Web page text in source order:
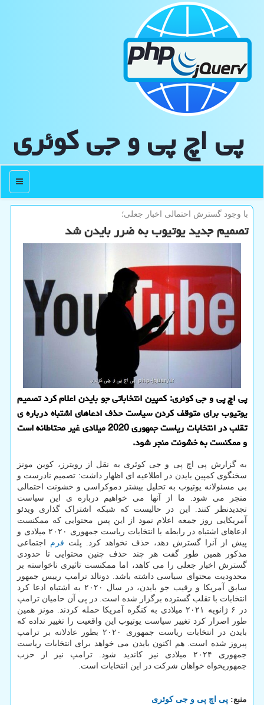
پی اچ پی و جی كوئری
منو
با وجود گسترش احتمالی اخبار جعلی؛
تصمیم جدید یوتیوب به ضرر بایدن شد
پی اچ پی و جی کوئری: کمپین انتخاباتی جو بایدن اعلام کرد تصمیم
یوتیوب برای متوقف کردن سیاست حذف ادعاهای اشتباه درباره ی
تقلب در انتخابات ریاست جمهوری 2020 میلادی غیر محتاطانه است
و ممکنست به خشونت منجر شود.
به گزارش پی اچ پی و جی کوئری به نقل از رویترز، کوین مونز
سخنگوی کمپین بایدن در اطلاعیه ای اظهار داشت: تصمیم نادرست و
بی مسئولانه یوتیوب به تحلیل بیشتر دموکراسی و خشونت احتمالی
منجر می شود. ما از آنها می خواهیم درباره ی این سیاست
تجدیدنظر کنند. این در حالیست که شبکه اشتراک گذاری ویدئو
آمریکایی روز جمعه اعلام نمود از این پس محتوایی که ممکنست
ادعاهای اشتباه در رابطه با انتخابات ریاست جمهوری ۲۰۲۰ میلادی و
پیش از آنرا گسترش دهد، حذف نخواهد کرد. پلت فرم اجتماعی
مذکور همین طور گفت هر چند حذف چنین محتوایی تا حدودی
گسترش اخبار جعلی را می کاهد، اما ممکنست تاثیری ناخواسته بر
محدودیت محتوای سیاسی داشته باشد. دونالد ترامپ رییس جمهور
سابق آمریکا و رقیب جو بایدن، در سال ۲۰۲۰ به اشتباه ادعا کرد
انتخابات با تقلب گسترده برگزار شده است. در پی آن حامیان ترامپ
در ۶ ژانویه ۲۰۲۱ میلادی به کنگره آمریکا حمله کردند. مونز همین
طور اصرار کرد تغییر سیاست یوتیوب این واقعیت را تغییر نداده که
بایدن در انتخابات ریاست جمهوری ۲۰۲۰ بطور عادلانه بر ترامپ
پیروز شده است. هم اکنون بایدن می خواهد برای انتخابات ریاست
جمهوری ۲۰۲۴ میلادی نیز کاندید شود. ترامپ نیز از حزب
جمهوریخواه خواهان شرکت در این انتخابات است.
منبع: پی اچ پی و جی كوئری